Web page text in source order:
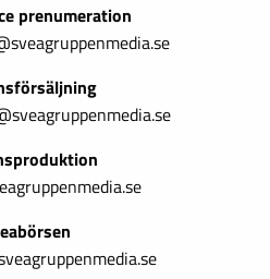
prenumeration